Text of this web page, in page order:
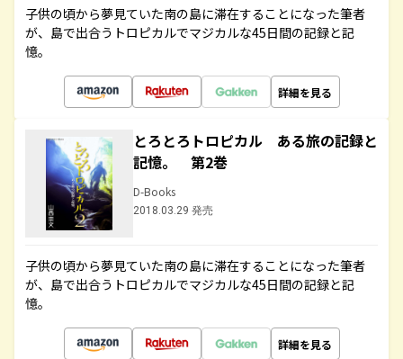
子供の頃から夢見ていた南の島に滞在することになった筆者
が、島で出合うトロピカルでマジカルな45日間の記録と記
憶。
詳細を見る
とろとろトロピカル ある旅の記録と
記憶。 第2巻
D-Books
2018.03.29 発売
子供の頃から夢見ていた南の島に滞在することになった筆者
が、島で出合うトロピカルでマジカルな45日間の記録と記
憶。
詳細を見る